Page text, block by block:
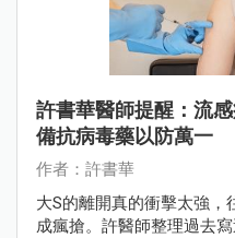
許書華醫師提醒：流
備抗病毒藥以防萬一
作者：許書華
大S的離開真的衝擊太強，
成瘋搶。許醫師整理過去